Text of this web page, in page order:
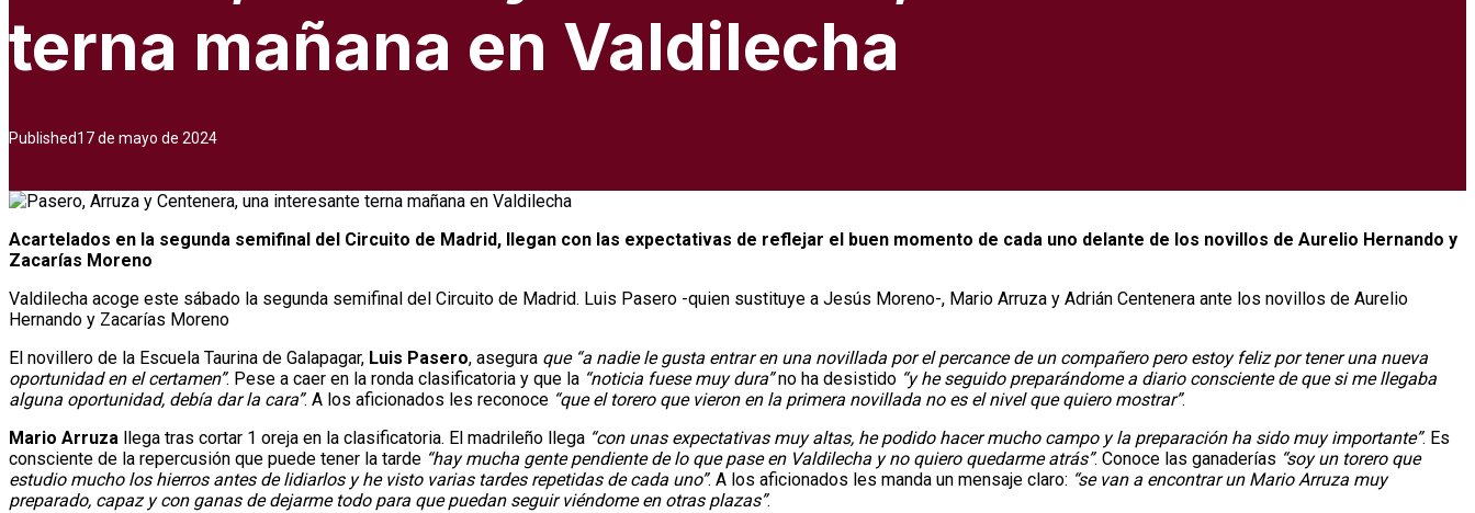
terna mañana en Valdilecha
Published17 de mayo de 2024
Acartelados en la segunda semifinal del Circuito de Madrid, llegan con las expectativas de reflejar el buen momento de cada uno delante de los novillos de Aurelio Hernando y
Zacarías Moreno
Valdilecha acoge este sábado la segunda semifinal del Circuito de Madrid. Luis Pasero -quien sustituye a Jesús Moreno-, Mario Arruza y Adrián Centenera ante los novillos de Aurelio
Hernando y Zacarías Moreno
El novillero de la Escuela Taurina de Galapagar, Luis Pasero, asegura que “a nadie le gusta entrar en una novillada por el percance de un compañero pero estoy feliz por tener una nueva
oportunidad en el certamen”. Pese a caer en la ronda clasificatoria y que la “noticia fuese muy dura”no ha desistido “y he seguido preparándome a diario consciente de que si me llegaba
alguna oportunidad, debía dar la cara”. A los aficionados les reconoce “que el torero que vieron en la primera novillada no es el nivel que quiero mostrar”.
Mario Arruza
llega tras cortar 1 oreja en la clasificatoria. El madrileño llega “con unas expectativas muy altas, he podido hacer mucho campo y la preparación ha sido muy importante”. Es
consciente de la repercusión que puede tener la tarde “hay mucha gente pendiente de lo que pase en Valdilecha y no quiero quedarme atrás”. Conoce las ganaderías “soy un torero que
estudio mucho los hierros antes de lidiarlos y he visto varias tardes repetidas de cada uno”. A los aficionados les manda un mensaje claro: “se van a encontrar un Mario Arruza muy
preparado, capaz y con ganas de dejarme todo para que puedan seguir viéndome en otras plazas”.